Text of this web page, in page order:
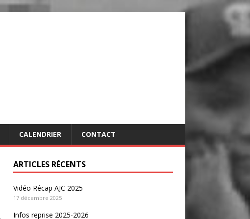
CALENDRIER CONTACT
ARTICLES RÉCENTS
Vidéo Récap AJC 2025
17 décembre 2025
Infos reprise 2025-2026